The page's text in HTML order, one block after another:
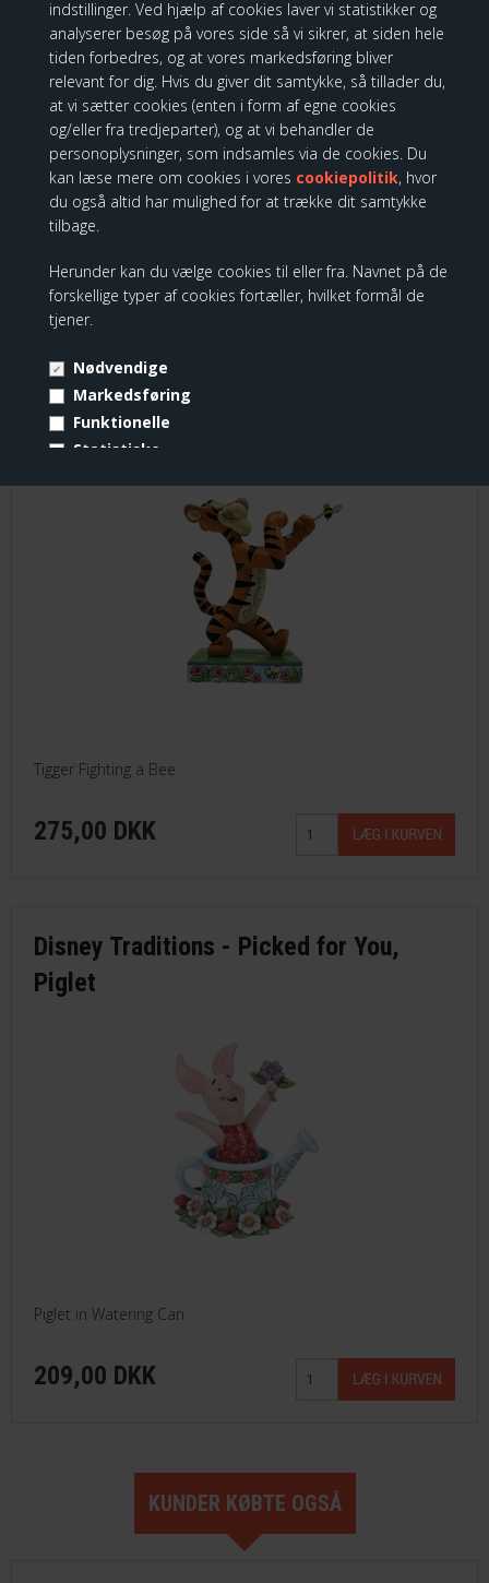
indstillinger. Ved hjælp af cookies laver vi statistikker og
analyserer besøg på vores side så vi sikrer, at siden hele
tiden forbedres, og at vores markedsføring bliver
relevant for dig. Hvis du giver dit samtykke, så tillader du,
at vi sætter cookies (enten i form af egne cookies
og/eller fra tredjeparter), og at vi behandler de
personoplysninger, som indsamles via de cookies. Du
kan læse mere om cookies i vores cookiepolitik, hvor
du også altid har mulighed for at trække dit samtykke
tilbage.
Herunder kan du vælge cookies til eller fra. Navnet på de
forskellige typer af cookies fortæller, hvilket formål de
tjener.
Nødvendige
Markedsføring
Funktionelle
Statistiske
Vis cookie detaljer
Disney Traditions -Tigerdyret, Heartfelt Hug
749,00 DKK
Disney Traditions - Tigger Fighting a
Bee H: 14 cm
Tigger Fighting a Bee
275,00 DKK
Disney Traditions - Picked for You,
Piglet
Piglet in Watering Can
209,00 DKK
KUNDER KØBTE OGSÅ